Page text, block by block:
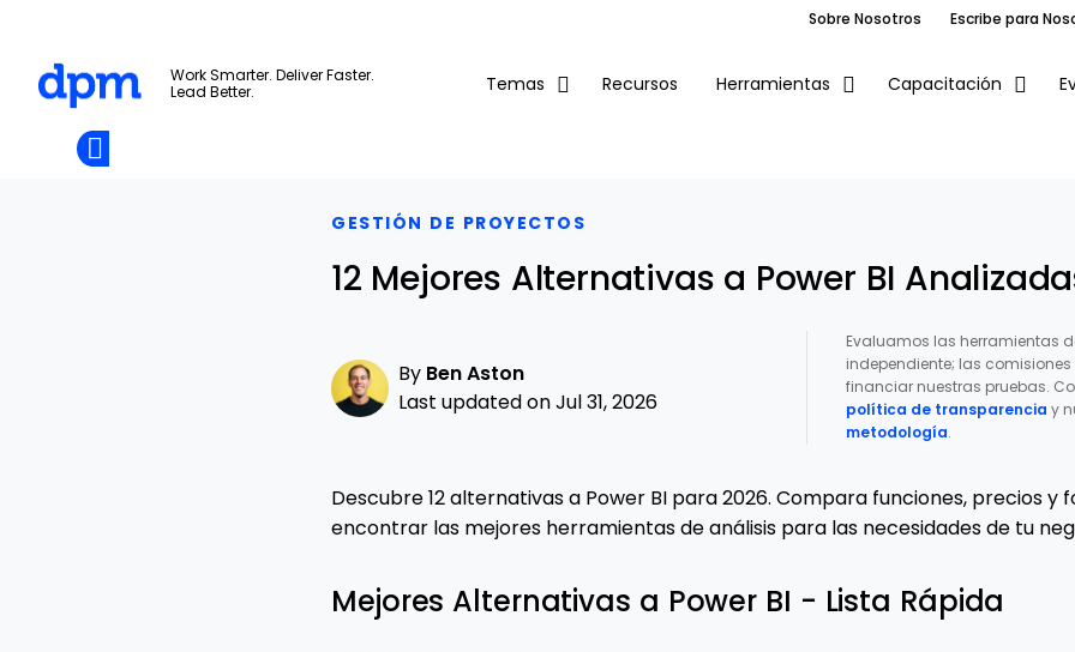
Skip to main content
Sobre Nosotros Escribe para
Work Smarter. Deliver Faster.
Lead Better.
Temas Recursos Herramientas Capacitación
Add as
GESTIÓN DE PROYECTOS
12 Mejores Alternativas a Power BI
By Ben Aston
Last updated on Jul 31, 2026
Evaluamos las herramientas
independiente; las
financiar nuestras pruebas.
política de transparencia y
metodología.
Descubre 12 alternativas a Power BI para 2026. Compara funciones, precios y
encontrar las mejores herramientas de análisis para las necesidades de tu
Mejores Alternativas a Power BI - Lista Rápida